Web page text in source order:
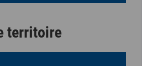
territoire